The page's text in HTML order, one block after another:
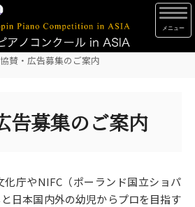
協賛・広告募集のご案内
告募集のご案内
化庁やNIFC（ポーランド国立ショパ
日本国内外の幼児からプロを目指す